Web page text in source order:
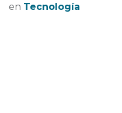
en Tecnología